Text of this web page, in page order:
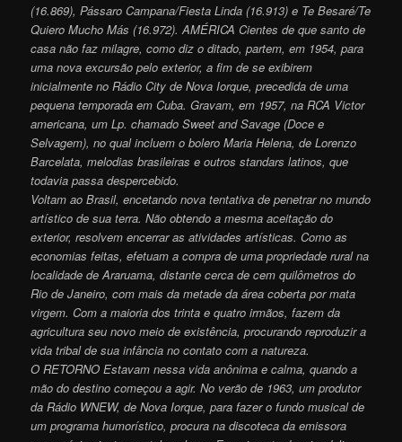
(16.869), Pássaro Campana/Fiesta Linda (16.913) e Te Besaré/Te
Quiero Mucho Más (16.972). AMÉRICA Cientes de que santo de
casa não faz milagre, como diz o ditado, partem, em 1954, para
uma nova excursão pelo exterior, a fim de se exibirem
inicialmente no Rádio City de Nova Iorque, precedida de uma
pequena temporada em Cuba. Gravam, em 1957, na RCA Victor
americana, um Lp. chamado Sweet and Savage (Doce e
Selvagem), no qual incluem o bolero Maria Helena, de Lorenzo
Barcelata, melodias brasileiras e outros standars latinos, que
todavia passa despercebido.
Voltam ao Brasil, encetando nova tentativa de penetrar no mundo
artístico de sua terra. Não obtendo a mesma aceitação do
exterior, resolvem encerrar as atividades artísticas. Como as
economias feitas, efetuam a compra de uma propriedade rural na
localidade de Araruama, distante cerca de cem quilômetros do
Rio de Janeiro, com mais da metade da área coberta por mata
virgem. Com a maioria dos trinta e quatro irmãos, fazem da
agricultura seu novo meio de existência, procurando reproduzir a
vida tribal de sua infância no contato com a natureza.
O RETORNO Estavam nessa vida anônima e calma, quando a
mão do destino começou a agir. No verão de 1963, um produtor
da Rádio WNEW, de Nova Iorque, para fazer o fundo musical de
um programa humorístico, procura na discoteca da emissora